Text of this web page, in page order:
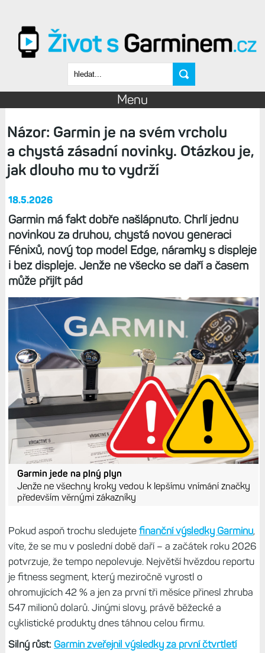
Vyhledávání
Menu
Názor: Garmin je na svém vrcholu
a chystá zásadní novinky. Otázkou je,
jak dlouho mu to vydrží
18.5.2026
Garmin má fakt dobře našlápnuto. Chrlí jednu
novinkou za druhou, chystá novou generaci
Fénixů, nový top model Edge, náramky s displeje
i bez displeje. Jenže ne všecko se daří a časem
může přijít pád
Garmin jede na plný plyn
Jenže ne všechny kroky vedou k lepšímu vnímání značky
především věrnými zákazníky
Pokud aspoň trochu sledujete finanční výsledky Garminu,
víte, že se mu v poslední době daří – a začátek roku 2026
potvrzuje, že tempo nepolevuje. Největší hvězdou reportu
je fitness segment, který meziročně vyrostl o
ohromujících 42 % a jen za první tři měsíce přinesl zhruba
547 milionů dolarů. Jinými slovy, právě běžecké a
cyklistické produkty dnes táhnou celou firmu.
Silný růst: Garmin zveřejnil výsledky za první čtvrtletí